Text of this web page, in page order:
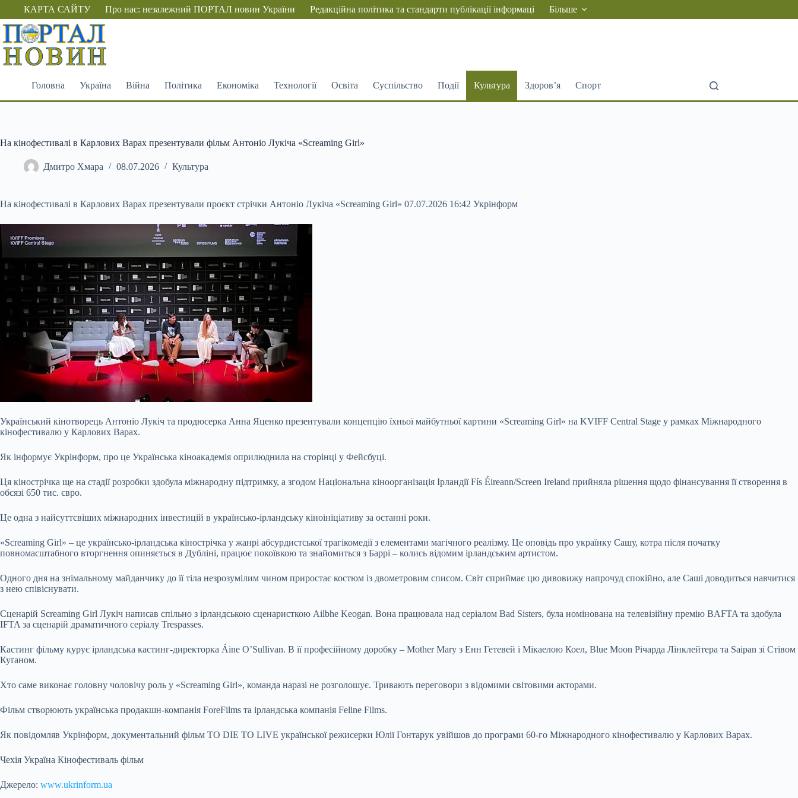
Перейти
вмісту
КАРТА САЙТУ Про нас: незалежний ПОРТАЛ новин України Редакційна політика та стандарти публікації інформаці Більше
Головна Україна Війна Політика Економіка Технології Освіта Суспільство Події Культура Здоров’я Спорт
На кінофестивалі в Карлових Варах презентували фільм Антоніо Лукіча «Screaming Girl»
Дмитро Хмара 08.07.2026 Культура
На кінофестивалі в Карлових Варах презентували проєкт стрічки Антоніо Лукіча «Screaming Girl» 07.07.2026 16:42 Укрінформ
Український кінотворець Антоніо Лукіч та продюсерка Анна Яценко презентували концепцію їхньої майбутньої картини «Screaming Girl» на KVIFF Central Stage у рамках Міжнародного
кінофестивалю у Карлових Варах.
Як інформує Укрінформ, про це Українська кіноакадемія оприлюднила на сторінці у Фейсбуці.
Ця кінострічка ще на стадії розробки здобула міжнародну підтримку, а згодом Національна кіноорганізація Ірландії Fís Éireann/Screen Ireland прийняла рішення щодо фінансування її створення в
обсязі 650 тис. євро.
Це одна з найсуттєвіших міжнародних інвестицій в українсько-ірландську кіноініціативу за останні роки.
«Screaming Girl» – це українсько-ірландська кінострічка у жанрі абсурдистської трагікомедії з елементами магічного реалізму. Це оповідь про українку Сашу, котра після початку
повномасштабного вторгнення опиняється в Дубліні, працює покоївкою та знайомиться з Баррі – колись відомим ірландським артистом.
Одного дня на знімальному майданчику до її тіла незрозумілим чином приростає костюм із двометровим списом. Світ сприймає цю дивовижу напрочуд спокійно, але Саші доводиться навчитися
з нею співіснувати.
Сценарій Screaming Girl Лукіч написав спільно з ірландською сценаристкою Ailbhe Keogan. Вона працювала над серіалом Bad Sisters, була номінована на телевізійну премію BAFTA та здобула
IFTA за сценарій драматичного серіалу Trespasses.
Кастинг фільму курує ірландська кастинг-директорка Áine O’Sullivan. В її професійному доробку – Mother Mary з Енн Гетевей і Мікаелою Коел, Blue Moon Річарда Лінклейтера та Saipan зі Стівом
Куґаном.
Хто саме виконає головну чоловічу роль у «Screaming Girl», команда наразі не розголошує. Тривають переговори з відомими світовими акторами.
Фільм створюють українська продакшн-компанія ForeFilms та ірландська компанія Feline Films.
Як повідомляв Укрінформ, документальний фільм TO DIE TO LIVE української режисерки Юлії Гонтарук увійшов до програми 60-го Міжнародного кінофестивалю у Карлових Варах.
Чехія Україна Кінофестиваль фільм
Джерело: www.ukrinform.ua